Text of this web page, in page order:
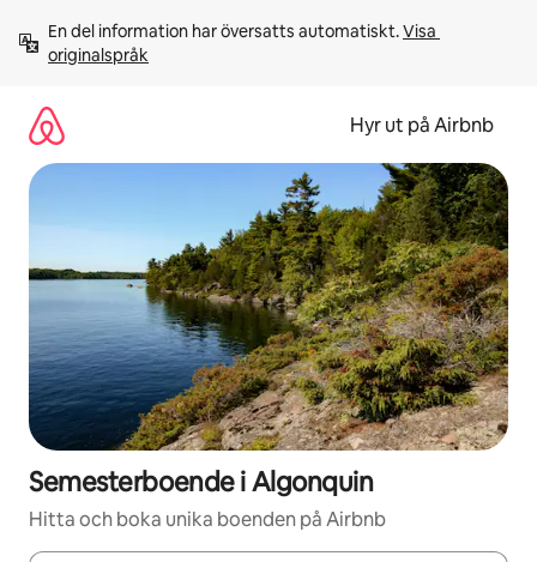
innehåll
En del information har översatts automatiskt. Visa
originalspråk
Hyr ut på Airbnb
Semesterboende i Algonquin
Hitta och boka unika boenden på Airbnb